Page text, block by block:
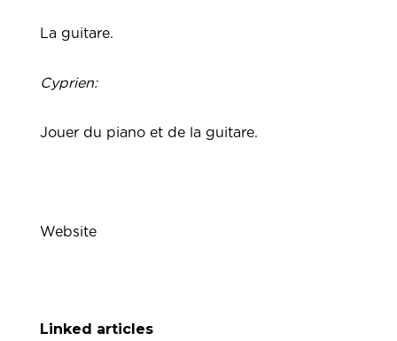
La guitare.
Cyprien:
Jouer du piano et de la guitare.
Website
Linked articles